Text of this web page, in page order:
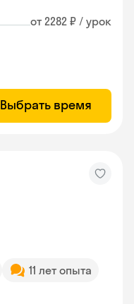
от 2282 ₽ / урок
Выбрать время
11 лет опыта